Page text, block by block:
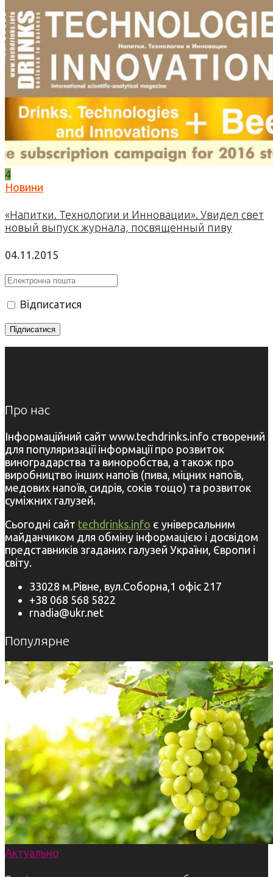
4
Новини
«Напитки. Технологии и Инновации». Увидел свет
новый выпуск журнала, посвященный пиву
04.11.2015
Відписатися
Про нас
Інформаційний сайт www.techdrinks.info створений
для популяризації інформації про розвиток
виноградарства та виноробства, а також про
виробництво інших напоїв (пива, міцних напоїв,
медових напоїв, сидрів, соків тощо) та розвиток
суміжних галузей.
Сьогодні сайт techdrinks.info є універсальним
майданчиком для обміну інформацією і досвідом
представників згаданих галузей України, Європи і
світу.
33028 м.Рівне, вул.Соборна,1 офіс 217
+38 068 568 5822
rnadia@ukr.net
Популярне
Актуально